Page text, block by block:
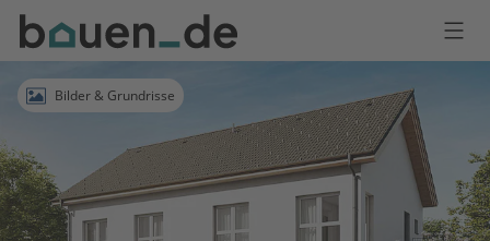
Bauen
Logo
AnmeldenBilder & Grundrisse